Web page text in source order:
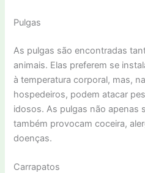
Pulgas
As pulgas são encontradas
animais. Elas preferem se
à temperatura corporal, mas,
hospedeiros, podem atacar
idosos. As pulgas não apenas
também provocam coceira,
doenças.
Carrapatos